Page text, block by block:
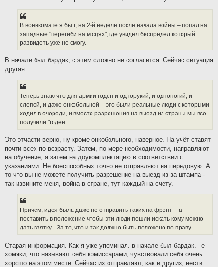
В военкомате я был, на 2-й неделе после начала войны – попал на
западные "перегиби на мiсцях", где увидел беспредел который
развидеть уже не смогу.
В начале был бардак, с этим сложно не согласится. Сейчас ситуация
другая.
Теперь знаю что для армии годен и однорукий, и одноногий, и
слепой, и даже онкобольной – это были реальные люди с которыми
ходил в очереди, и вместо разрешения на выезд из страны мы все
получили "годен.
Это отчасти верно, ну кроме онкобольного, наверное. На учёт ставят
почти всех по возрасту. Затем, по мере необходимости, направляют
на обучение, а затем на доукомплектацию в соответствии с
указаниями. Не боеспособных точно не отправляют на передовую. А
то что вы не можете получить разрешение на выезд из-за штампа -
так извините меня, война в стране, тут каждый на счету.
Причем, идея была даже не отправить таких на фронт – а
поставить в положение чтобы эти люди пошли искать кому можно
дать взятку... За то, что и так должно быть положено по праву.
Старая информация. Как я уже упоминал, в начале был бардак. Те
хомяки, что называют себя комиссарами, чувствовали себя очень
хорошо на этом месте. Сейчас их отправляют, как и других, нести